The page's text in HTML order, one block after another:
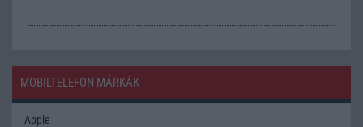
MOBILTELEFON MÁRKÁK
Apple